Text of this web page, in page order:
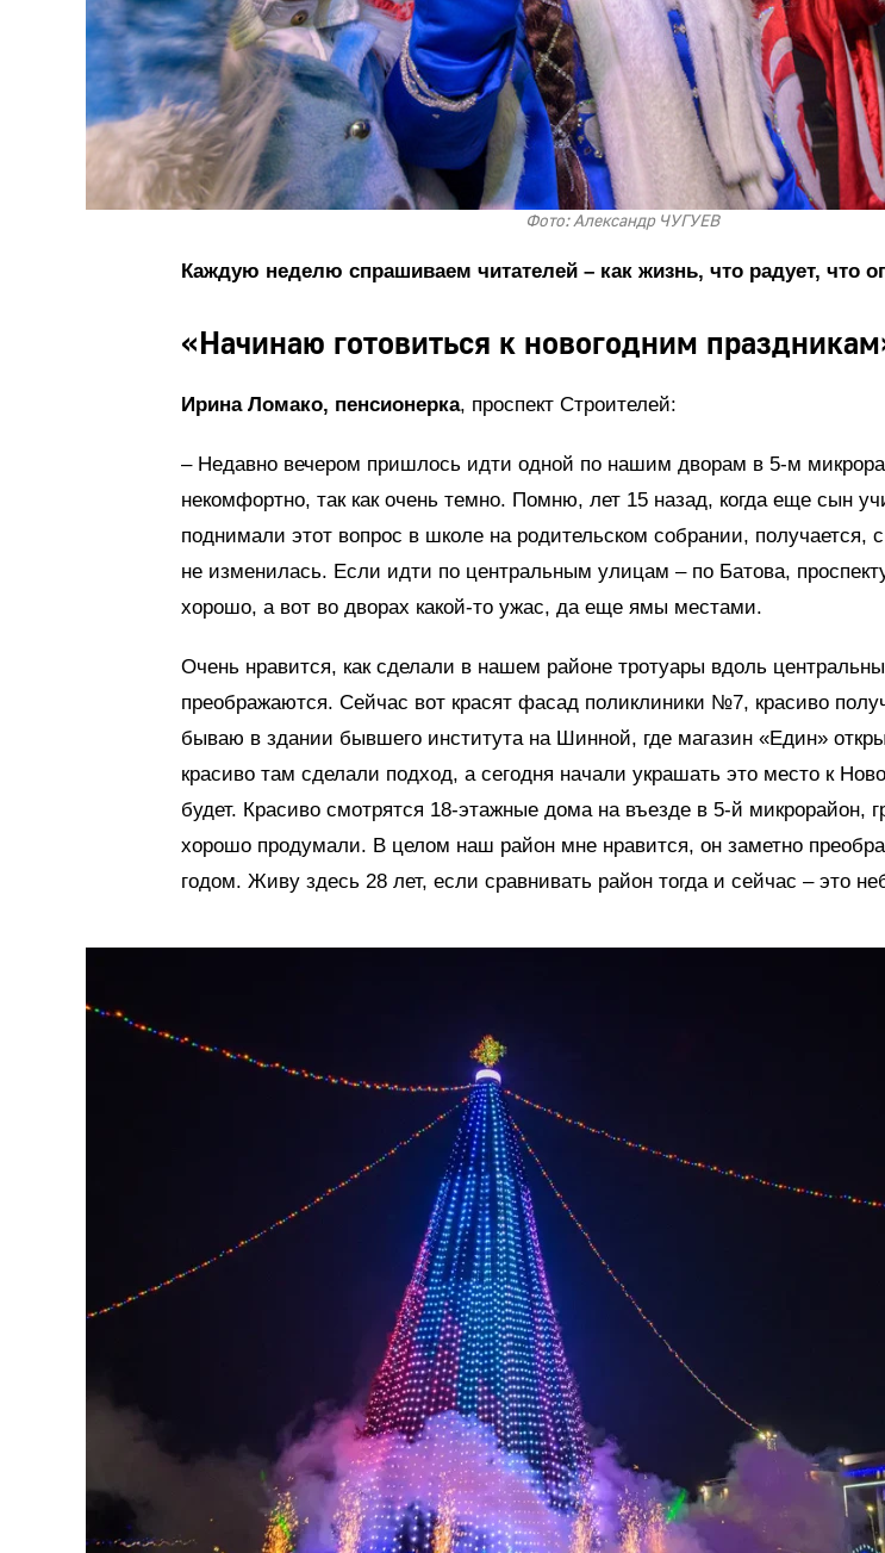
Фото: Александр ЧУГУЕВ
Каждую неделю спрашиваем читателей – как жизнь, что радует, что
«Начинаю готовиться к новогодним
Ирина Ломако, пенсионерка, проспект Строителей:
– Недавно вечером пришлось идти одной по нашим дворам в 5-м
некомфортно, так как очень темно. Помню, лет 15 назад, когда еще сын
поднимали этот вопрос в школе на родительском собрании, получается,
не изменилась. Если идти по центральным улицам – по Батова,
хорошо, а вот во дворах какой-то ужас, да еще ямы местами.
Очень нравится, как сделали в нашем районе тротуары вдоль
преображаются. Сейчас вот красят фасад поликлиники №7, красиво
бываю в здании бывшего института на Шинной, где магазин «Един»
красиво там сделали подход, а сегодня начали украшать это место к
будет. Красиво смотрятся 18-этажные дома на въезде в 5-й микрорайон,
хорошо продумали. В целом наш район мне нравится, он заметно
годом. Живу здесь 28 лет, если сравнивать район тогда и сейчас – это